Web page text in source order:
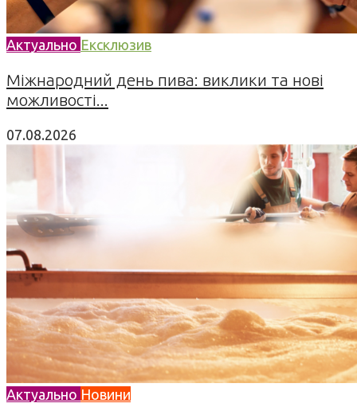
Актуально Ексклюзив
Міжнародний день пива: виклики та нові
можливості...
07.08.2026
Актуально Новини